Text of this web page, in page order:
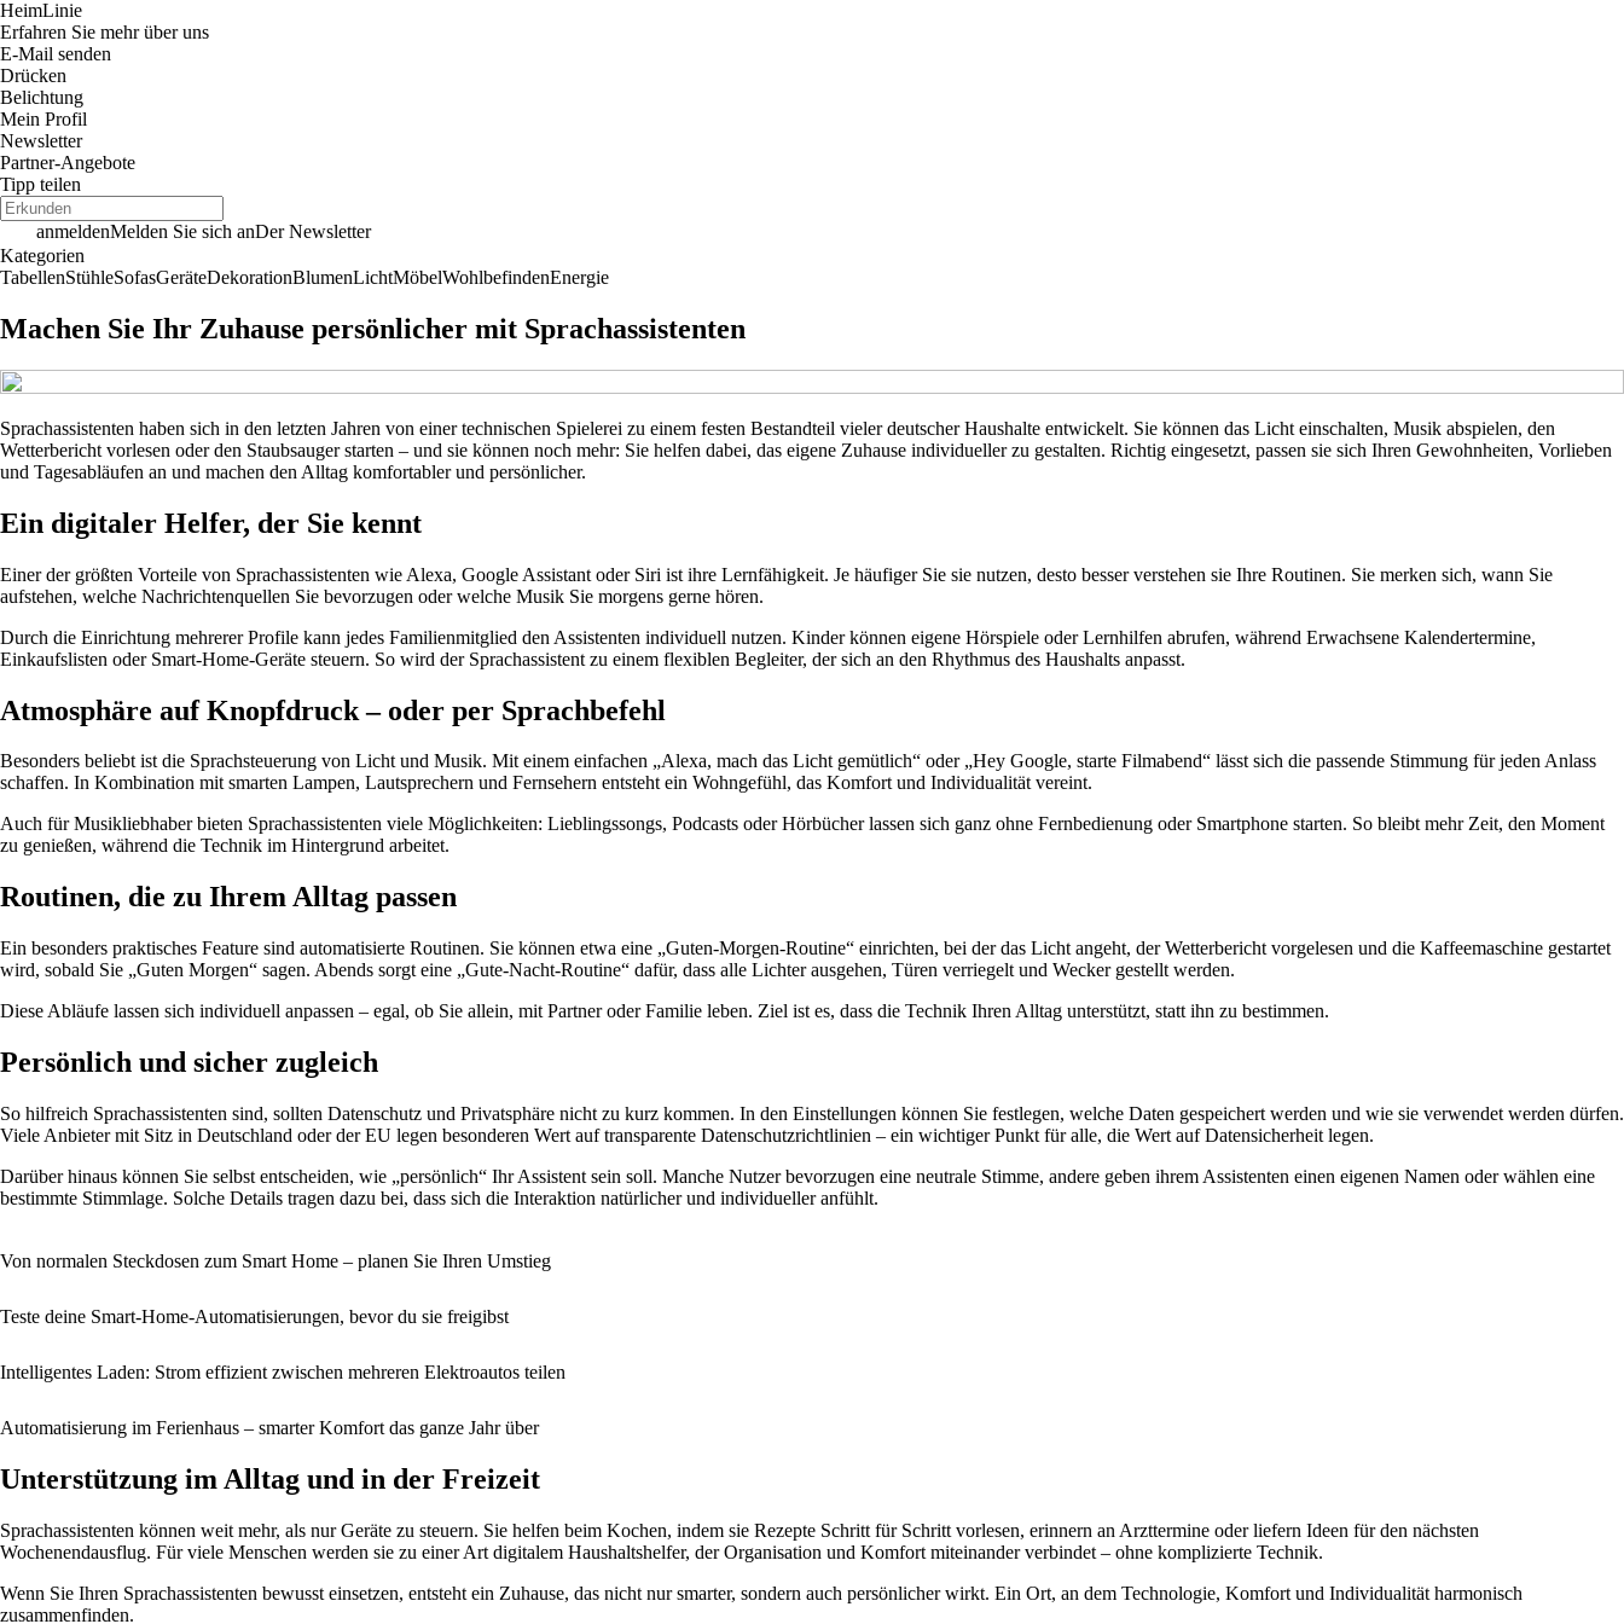
HeimLinie
Erfahren Sie mehr über uns
E-Mail senden
Drücken
Belichtung
Mein Profil
Newsletter
Partner-Angebote
Tipp teilen
anmeldenMelden Sie sich anDer Newsletter
Kategorien
TabellenStühleSofasGeräteDekorationBlumenLichtMöbelWohlbefindenEnergie
Machen Sie Ihr Zuhause persönlicher mit Sprachassistenten
Sprachassistenten haben sich in den letzten Jahren von einer technischen Spielerei zu einem festen Bestandteil vieler deutscher Haushalte entwickelt. Sie können das Licht einschalten, Musik abspielen, den
Wetterbericht vorlesen oder den Staubsauger starten – und sie können noch mehr: Sie helfen dabei, das eigene Zuhause individueller zu gestalten. Richtig eingesetzt, passen sie sich Ihren Gewohnheiten, Vorlieben
und Tagesabläufen an und machen den Alltag komfortabler und persönlicher.
Ein digitaler Helfer, der Sie kennt
Einer der größten Vorteile von Sprachassistenten wie Alexa, Google Assistant oder Siri ist ihre Lernfähigkeit. Je häufiger Sie sie nutzen, desto besser verstehen sie Ihre Routinen. Sie merken sich, wann Sie
aufstehen, welche Nachrichtenquellen Sie bevorzugen oder welche Musik Sie morgens gerne hören.
Durch die Einrichtung mehrerer Profile kann jedes Familienmitglied den Assistenten individuell nutzen. Kinder können eigene Hörspiele oder Lernhilfen abrufen, während Erwachsene Kalendertermine,
Einkaufslisten oder Smart-Home-Geräte steuern. So wird der Sprachassistent zu einem flexiblen Begleiter, der sich an den Rhythmus des Haushalts anpasst.
Atmosphäre auf Knopfdruck – oder per Sprachbefehl
Besonders beliebt ist die Sprachsteuerung von Licht und Musik. Mit einem einfachen „Alexa, mach das Licht gemütlich“ oder „Hey Google, starte Filmabend“ lässt sich die passende Stimmung für jeden Anlass
schaffen. In Kombination mit smarten Lampen, Lautsprechern und Fernsehern entsteht ein Wohngefühl, das Komfort und Individualität vereint.
Auch für Musikliebhaber bieten Sprachassistenten viele Möglichkeiten: Lieblingssongs, Podcasts oder Hörbücher lassen sich ganz ohne Fernbedienung oder Smartphone starten. So bleibt mehr Zeit, den Moment
zu genießen, während die Technik im Hintergrund arbeitet.
Routinen, die zu Ihrem Alltag passen
Ein besonders praktisches Feature sind automatisierte Routinen. Sie können etwa eine „Guten-Morgen-Routine“ einrichten, bei der das Licht angeht, der Wetterbericht vorgelesen und die Kaffeemaschine gestartet
wird, sobald Sie „Guten Morgen“ sagen. Abends sorgt eine „Gute-Nacht-Routine“ dafür, dass alle Lichter ausgehen, Türen verriegelt und Wecker gestellt werden.
Diese Abläufe lassen sich individuell anpassen – egal, ob Sie allein, mit Partner oder Familie leben. Ziel ist es, dass die Technik Ihren Alltag unterstützt, statt ihn zu bestimmen.
Persönlich und sicher zugleich
So hilfreich Sprachassistenten sind, sollten Datenschutz und Privatsphäre nicht zu kurz kommen. In den Einstellungen können Sie festlegen, welche Daten gespeichert werden und wie sie verwendet werden dürfen.
Viele Anbieter mit Sitz in Deutschland oder der EU legen besonderen Wert auf transparente Datenschutzrichtlinien – ein wichtiger Punkt für alle, die Wert auf Datensicherheit legen.
Darüber hinaus können Sie selbst entscheiden, wie „persönlich“ Ihr Assistent sein soll. Manche Nutzer bevorzugen eine neutrale Stimme, andere geben ihrem Assistenten einen eigenen Namen oder wählen eine
bestimmte Stimmlage. Solche Details tragen dazu bei, dass sich die Interaktion natürlicher und individueller anfühlt.
Von normalen Steckdosen zum Smart Home – planen Sie Ihren Umstieg
Teste deine Smart-Home-Automatisierungen, bevor du sie freigibst
Intelligentes Laden: Strom effizient zwischen mehreren Elektroautos teilen
Automatisierung im Ferienhaus – smarter Komfort das ganze Jahr über
Unterstützung im Alltag und in der Freizeit
Sprachassistenten können weit mehr, als nur Geräte zu steuern. Sie helfen beim Kochen, indem sie Rezepte Schritt für Schritt vorlesen, erinnern an Arzttermine oder liefern Ideen für den nächsten
Wochenendausflug. Für viele Menschen werden sie zu einer Art digitalem Haushaltshelfer, der Organisation und Komfort miteinander verbindet – ohne komplizierte Technik.
Wenn Sie Ihren Sprachassistenten bewusst einsetzen, entsteht ein Zuhause, das nicht nur smarter, sondern auch persönlicher wirkt. Ein Ort, an dem Technologie, Komfort und Individualität harmonisch
zusammenfinden.